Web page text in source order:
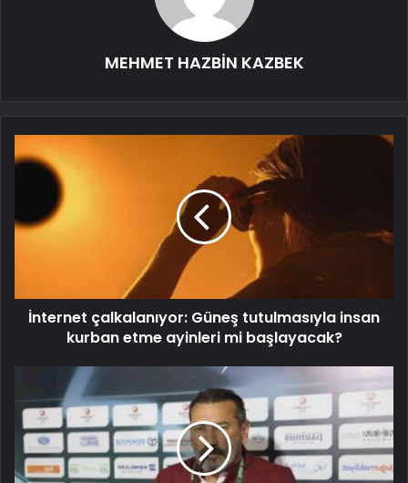
MEHMET HAZBİN KAZBEK
İnternet çalkalanıyor: Güneş tutulmasıyla insan
kurban etme ayinleri mi başlayacak?